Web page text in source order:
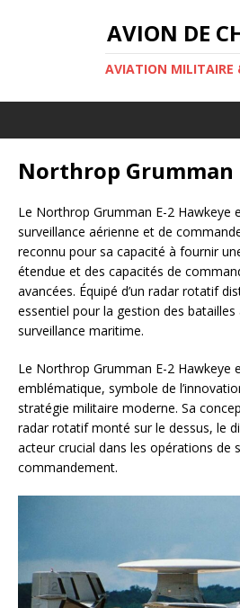
AVION DE
AVIATION MILITAIRE
Northrop Grumman
Le Northrop Grumman E-2 Hawkeye
surveillance aérienne et de
reconnu pour sa capacité à fournir
étendue et des capacités de
avancées. Équipé d’un radar rotatif
essentiel pour la gestion des batailles
surveillance maritime.
Le Northrop Grumman E-2 Hawkeye
emblématique, symbole de
stratégie militaire moderne. Sa
radar rotatif monté sur le dessus, le
acteur crucial dans les opérations de
commandement.